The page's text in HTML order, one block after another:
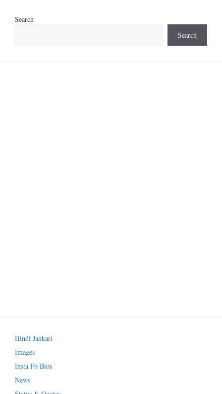
Search
Search
Hindi Jankari
Images
Insta Fb Bios
News